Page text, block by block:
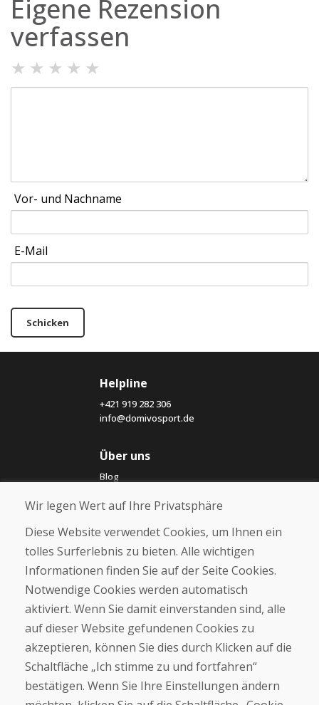
Eigene Rezension
verfassen
★ ★ ★ ★ ★
Vor- und Nachname
E-Mail
Schicken
Helpline
+421 919 282 306
info@domivosport.de
Über uns
Blog
Geschäft
Kaufen
E-Shop
Impressum
Geschäftsbedingungen
Zahlung
Beschwerde
Rückgabe und Umtausch von Waren
Cookies
Wir legen Wert auf Ihre Privatsphäre
Diese Website verwendet Cookies, um Ihnen ein
tolles Surferlebnis zu bieten. Alle wichtigen
Informationen finden Sie auf der Seite Cookies.
Notwendige Cookies werden automatisch
aktiviert. Wenn Sie damit einverstanden sind, alle
auf dieser Website gefundenen Cookies zu
akzeptieren, können Sie dies durch Klicken auf die
Schaltfläche „Ich stimme zu und fortfahren“
bestätigen. Wenn Sie Ihre Einstellungen ändern